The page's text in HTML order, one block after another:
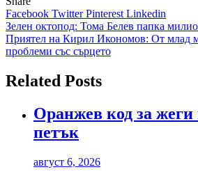
Facebook TwitterPinterest Linkedin
Навигация
Зелен октопод: Тома Белев папка
Приятел на Кирил Икономов: От млад
проблеми със сърцето
Related Posts
Оранжев код за жеги
петък
август 6, 2026